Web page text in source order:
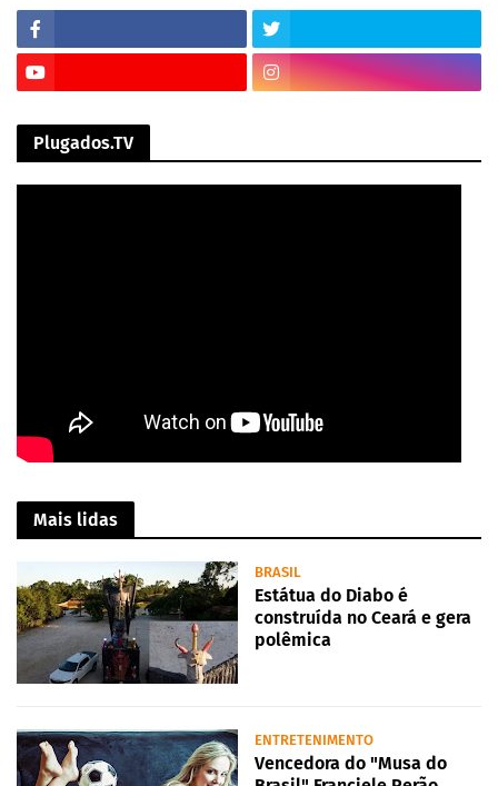
Plugados.TV
Mais lidas
BRASIL
Estátua do Diabo é
construída no Ceará e gera
polêmica
ENTRETENIMENTO
Vencedora do "Musa do